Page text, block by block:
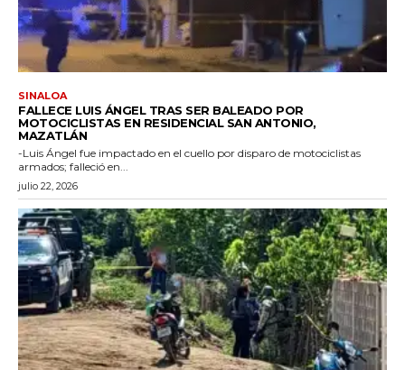
SINALOA
FALLECE LUIS ÁNGEL TRAS SER BALEADO POR
MOTOCICLISTAS EN RESIDENCIAL SAN ANTONIO,
MAZATLÁN
-Luis Ángel fue impactado en el cuello por disparo de motociclistas
armados; falleció en...
julio 22, 2026